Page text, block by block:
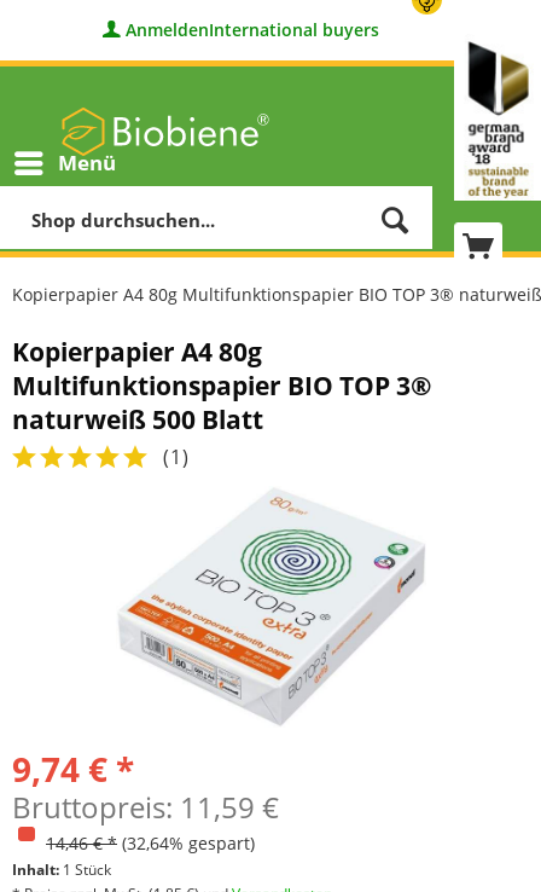
AnmeldenInternational buyers
Menü
Kopierpapier A4 80g Multifunktionspapier BIO TOP 3®
Kopierpapier A4 80g
Multifunktionspapier BIO TOP 3®
naturweiß 500 Blatt
(1)
9,74 € *
Bruttopreis: 11,59 €
14,46 € * (32,64% gespart)
Inhalt: 1 Stück